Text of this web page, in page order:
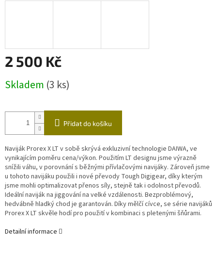
2 500 Kč
cena:
Skladem (3 ks)
Přidat do košíku
Naviják Prorex X LT v sobě skrývá exkluzivní technologie DAIWA, ve
vynikajícím poměru cena/výkon. Použitím LT designu jsme výrazně
snížili váhu, v porovnání s běžnými přívlačovými navijáky. Zároveň jsme
u tohoto navijáku použili i nové převody Tough Digigear, díky kterým
jsme mohli optimalizovat přenos síly, stejně tak i odolnost převodů.
Ideální naviják na jiggování na velké vzdálenosti. Bezproblémový,
hedvábně hladký chod je garantován. Díky mělčí cívce, se série navijáků
Prorex X LT skvěle hodí pro použití v kombinaci s pletenými šňůrami.
Detailní informace